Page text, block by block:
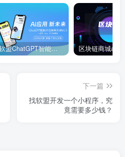
软盟ChatGPT智能聊天对话系统
下一篇
找软盟开发一个小程序，究
竟需要多少钱？